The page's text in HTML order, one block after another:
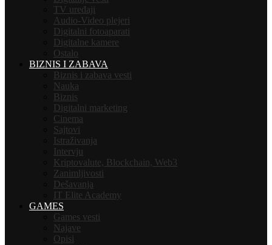
TV uređaji
Audio-Video plejeri
Digitalni fotoaparati
Digitalne kamere
Ostalo
BIZNIS I ZABAVA
Biznis i zabava vesti
Nauka
Biznis
Digitalni marketing
Cinema
Sajtovi
Istraživanja
Intervju
Kriptovalute, Blockchain, Web3
Zanimljivosti
Dešavanja
IT Elite Academy
GAMES
Games vesti
Najave
Opisi